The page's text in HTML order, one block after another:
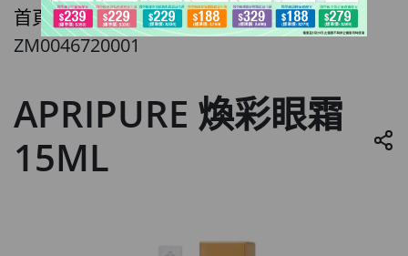
首頁/APRIPURE 煥彩眼霜 15ML
ZM0046720001
APRIPURE 煥彩眼霜
15ML